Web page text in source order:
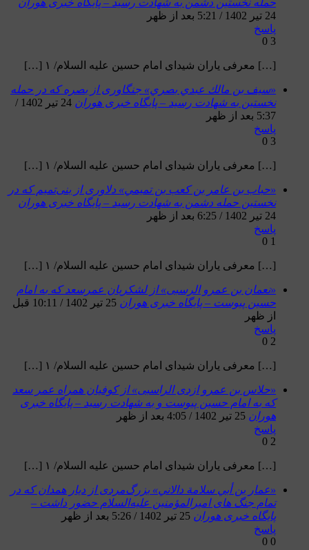
حمله نخستین دشمن به شهادت رسید – پایگاه خبری هوران
24 تیر 1402 / 5:21 بعد از ظهر
پاسخ
3
0
[…] معرفی یاران شیدای امام حسین علیه السلام/ ۱ […]
«سيف بن مالك عبدي بصري» جنگاوری از بصره که در حمله
نخستین به شهادت رسید – پایگاه خبری هوران
24 تیر 1402 /
5:37 بعد از ظهر
پاسخ
3
0
[…] معرفی یاران شیدای امام حسین علیه السلام/ ۱ […]
«حباب بن عامر بن كعب بن تميمي» دلاوری از بنی‌تمیم که در
نخستین حمله دشمن به شهادت رسید – پایگاه خبری هوران
24 تیر 1402 / 6:25 بعد از ظهر
پاسخ
1
0
[…] معرفی یاران شیدای امام حسین علیه السلام/ ۱ […]
«نعمان بن عمرو الرسبی» از لشکریان عمرسعد که به امام
حسین پیوست – پایگاه خبری هوران
25 تیر 1402 / 10:11 قبل
از ظهر
پاسخ
2
0
[…] معرفی یاران شیدای امام حسین علیه السلام/ ۱ […]
«حلاس بن عمرو ازدی الراسبی» از کوفیان همراه عمر سعد
که به امام حسین پیوست و به شهادت رسید – پایگاه خبری
هوران 25 تیر 1402 / 4:05 بعد از ظهر
پاسخ
2
0
[…] معرفی یاران شیدای امام حسین علیه السلام/ ۱ […]
«عمار بن أبي سلامة دالاني» بزرگ‌مردی از دیار همدان که در
تمام جنگ های امیرالمؤمنین علیه‌السلام حضور داشت –
پایگاه خبری هوران 25 تیر 1402 / 5:26 بعد از ظهر
پاسخ
0
0